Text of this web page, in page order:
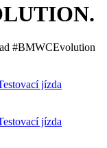
#BMWCEvolution
jízda
jízda